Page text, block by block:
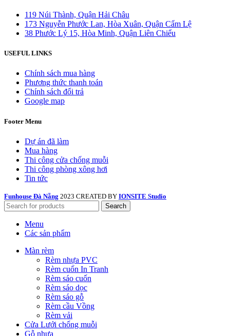
119 Núi Thành, Quận Hải Châu
173 Nguyễn Phước Lan, Hòa Xuân, Quận Cẩm Lệ
38 Phước Lý 15, Hòa Minh, Quận Liên Chiểu
USEFUL LINKS
Chính sách mua hàng
Phương thức thanh toán
Chính sách đổi trả
Google map
Footer Menu
Dự án đã làm
Mua hàng
Thi công cửa chống muỗi
Thi công phòng xông hơi
Tin tức
Funhouse Đà Nẵng 2023 CREATED BY IONSITE Studio
Search
Menu
Các sản phẩm
Màn rèm
Rèm nhựa PVC
Rèm cuốn In Tranh
Rèm sáo cuốn
Rèm sáo dọc
Rèm sáo gỗ
Rèm cầu Vồng
Rèm vải
Cửa Lưới chống muỗi
Gỗ nhựa